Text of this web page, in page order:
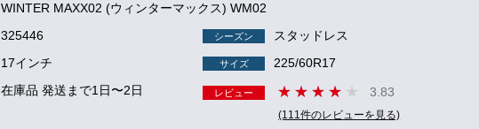
WINTER MAXX02 (ウィンターマックス) WM02
325446 シーズン スタッドレス
17インチ サイズ 225/60R17
在庫品 発送まで1日〜2日 レビュー 3.83
(111件のレビューを見る)